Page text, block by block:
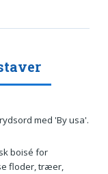
med 'By usa'.
boisé for
floder, træer,